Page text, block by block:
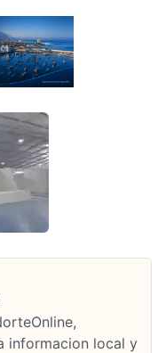
informacion local y